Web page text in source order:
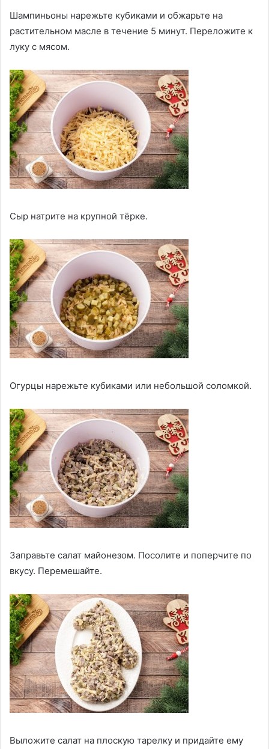
Шампиньоны нарежьте кубиками и обжарьте на
растительном масле в течение 5 минут. Переложите к
луку с мясом.
Сыр натрите на крупной тёрке.
Огурцы нарежьте кубиками или небольшой соломкой.
Заправьте салат майонезом. Посолите и поперчите по
вкусу. Перемешайте.
Выложите салат на плоскую тарелку и придайте ему